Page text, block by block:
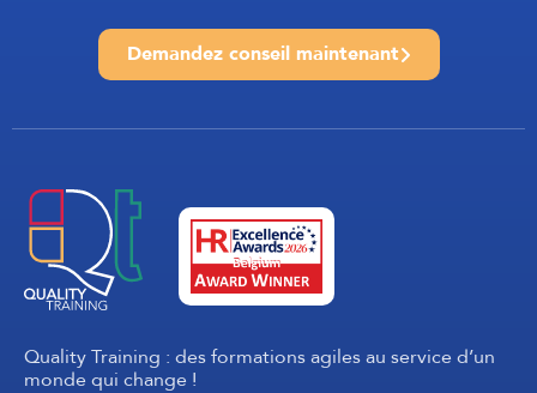
Demandez conseil maintenant
Quality Training : des formations agiles au service d’un
monde qui change !